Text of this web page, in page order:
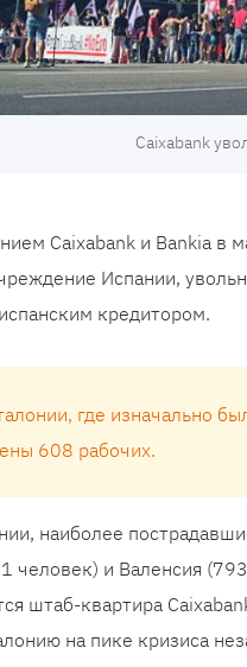
Caixabank
Caixabank и Bankia в
Испании,
кредитором.
где изначально
608 рабочих.
наиболее
человек) и Валенсия
штаб-квартира
на пике кризиса